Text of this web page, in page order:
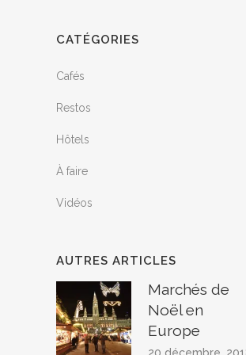
CATÉGORIES
Cafés
Restos
Hôtels
À faire
Vidéos
AUTRES ARTICLES
Marchés de
Noël en
Europe